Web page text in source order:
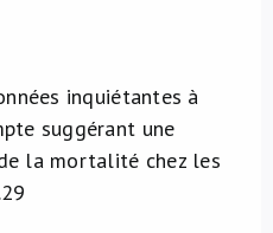
inquiétantes à
suggérant une
la mortalité chez les
29